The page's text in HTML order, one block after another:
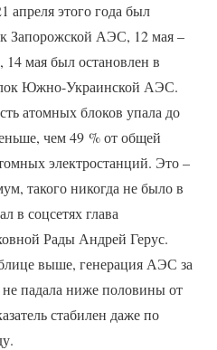
апреля этого года был
Запорожской АЭС, 12 мая –
мая был остановлен в
Южно-Украинской АЭС.
атомных блоков упала до
чем 49 % от общей
электростанций. Это –
такого никогда не было в
в соцсетях глава
Рады Андрей Герус.
выше, генерация АЭС за
не падала ниже половины от
стабилен даже по